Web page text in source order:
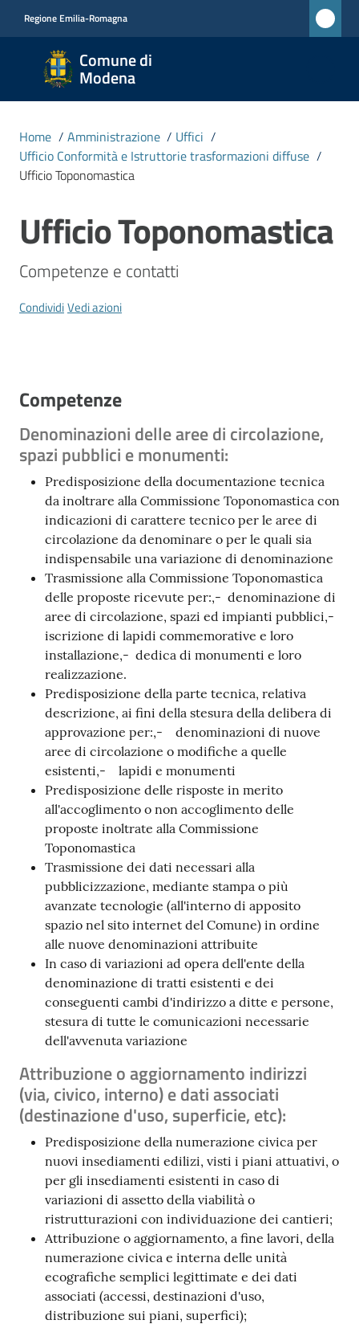
Regione Emilia-Romagna
Comune di
Modena
Comune
di
Modena
CIVICA
MONET
Amministrazione
Menu selezionato
Novità
Servizi
Argomenti
Seguici
Home / Amministrazione / Uffici /
Ufficio Conformità e Istruttorie trasformazioni diffuse /
Ufficio Toponomastica
Salta al contenuto
Ufficio Toponomastica
Competenze e contatti
CondividiVedi azioni
Competenze
Denominazioni delle aree di circolazione,
spazi pubblici e monumenti:
Predisposizione della documentazione tecnica
da inoltrare alla Commissione Toponomastica con
indicazioni di carattere tecnico per le aree di
circolazione da denominare o per le quali sia
indispensabile una variazione di denominazione
Trasmissione alla Commissione Toponomastica
delle proposte ricevute per:,- denominazione di
aree di circolazione, spazi ed impianti pubblici,-
iscrizione di lapidi commemorative e loro
installazione,- dedica di monumenti e loro
realizzazione.
Predisposizione della parte tecnica, relativa
descrizione, ai fini della stesura della delibera di
approvazione per:,- denominazioni di nuove
aree di circolazione o modifiche a quelle
esistenti,- lapidi e monumenti
Predisposizione delle risposte in merito
all'accoglimento o non accoglimento delle
proposte inoltrate alla Commissione
Toponomastica
Trasmissione dei dati necessari alla
pubblicizzazione, mediante stampa o più
avanzate tecnologie (all'interno di apposito
spazio nel sito internet del Comune) in ordine
alle nuove denominazioni attribuite
In caso di variazioni ad opera dell'ente della
denominazione di tratti esistenti e dei
conseguenti cambi d'indirizzo a ditte e persone,
stesura di tutte le comunicazioni necessarie
dell'avvenuta variazione
Attribuzione o aggiornamento indirizzi
(via, civico, interno) e dati associati
(destinazione d'uso, superficie, etc):
Predisposizione della numerazione civica per
nuovi insediamenti edilizi, visti i piani attuativi, o
per gli insediamenti esistenti in caso di
variazioni di assetto della viabilità o
ristrutturazioni con individuazione dei cantieri;
Attribuzione o aggiornamento, a fine lavori, della
numerazione civica e interna delle unità
ecografiche semplici legittimate e dei dati
associati (accessi, destinazioni d'uso,
distribuzione sui piani, superfici);